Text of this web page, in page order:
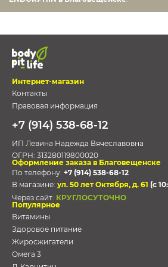
Интернет-магазин
Контакты
Правовая информация
+7 (914) 538-68-12
ИП Левина Надежда Вячеславовна
ОГРН: 313280119800020
Оформление заказа в Благовещенске
По телефону: +7 (914) 538-68-12
В магазине: ул. 50 лет Октября, д. 61 (с
Через сайт: КРУГЛОСУТОЧНО
Популярное
Витамины
Здоровое питание
Жиросжигатели
Омега 3